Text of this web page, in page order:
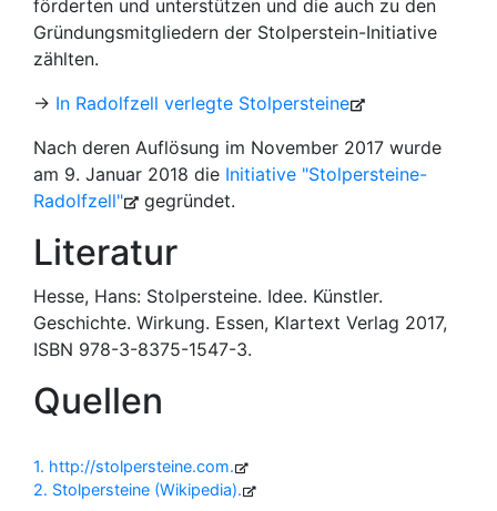
förderten und unterstützen und die auch zu den
Gründungsmitgliedern der Stolperstein-Initiative
zählten.
→ In Radolfzell verlegte Stolpersteine
Nach deren Auflösung im November 2017 wurde
am 9. Januar 2018 die Initiative "Stolpersteine-
Radolfzell"
gegründet.
Literatur
Hesse, Hans: Stolpersteine. Idee. Künstler.
Geschichte. Wirkung. Essen, Klartext Verlag 2017,
ISBN 978-3-8375-1547-3.
Quellen
1 http://stolpersteine.com
2 Stolpersteine (Wikipedia)